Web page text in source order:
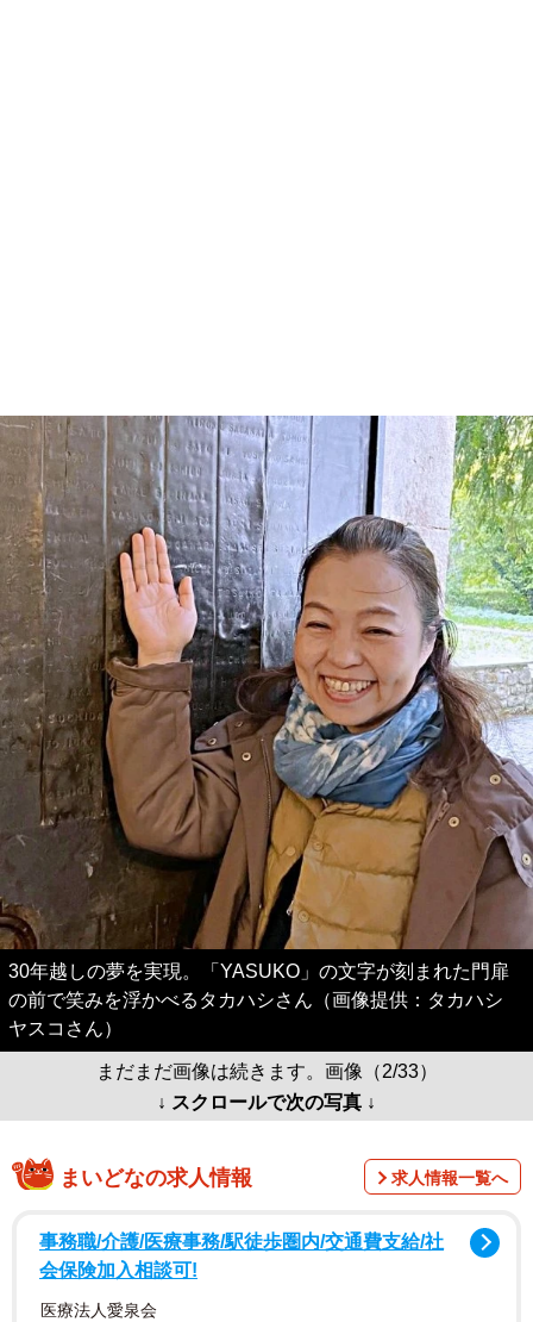
30年越しの夢を実現。「YASUKO」の文字が刻まれた門扉
の前で笑みを浮かべるタカハシさん（画像提供：タカハシ
ヤスコさん）
まだまだ画像は続きます。画像（2/33）
↓ スクロールで次の写真 ↓
まいどなの求人情報 求人情報一覧へ
事務職/介護/医療事務/駅徒歩圏内/交通費支給/社
会保険加入相談可!
医療法人愛泉会